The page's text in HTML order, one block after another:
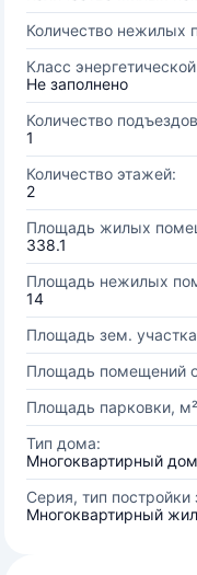
Количество нежилых
Класс
Не заполнено
Количество
1
Количество этажей:
2
Площадь жилых
338.1
Площадь нежилых
14
Площадь зем.
Площадь помещений
Площадь парковки,
Тип дома:
Многоквартирный дом
Серия, тип постройки
Многоквартирный